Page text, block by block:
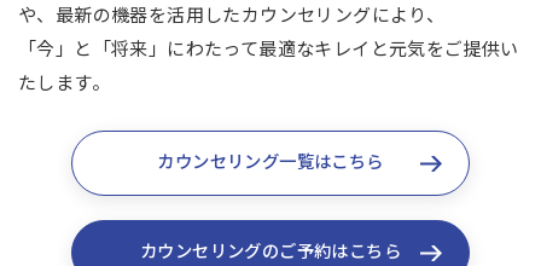
や、最新の機器を活用したカウンセリングにより、
「今」と「将来」にわたって最適なキレイと元気をご提供い
たします。
カウンセリング一覧はこちら
カウンセリングのご予約はこちら